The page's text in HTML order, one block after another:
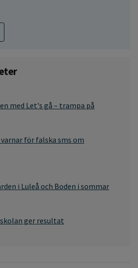
med Let's gå – trampa på
för falska sms om
i Luleå och Boden i sommar
ger resultat